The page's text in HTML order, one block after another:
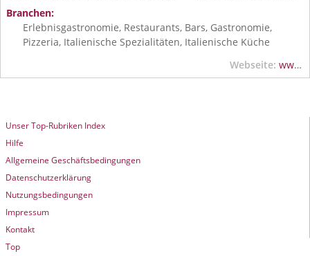
Branchen:
Erlebnisgastronomie, Restaurants, Bars, Gastronomie,
Pizzeria, Italienische Spezialitäten, Italienische Küche
Webseite: www.the-flying-ship.de
Unser Top-Rubriken Index
Hilfe
Allgemeine Geschäftsbedingungen
Datenschutzerklärung
Nutzungsbedingungen
Impressum
Kontakt
Top